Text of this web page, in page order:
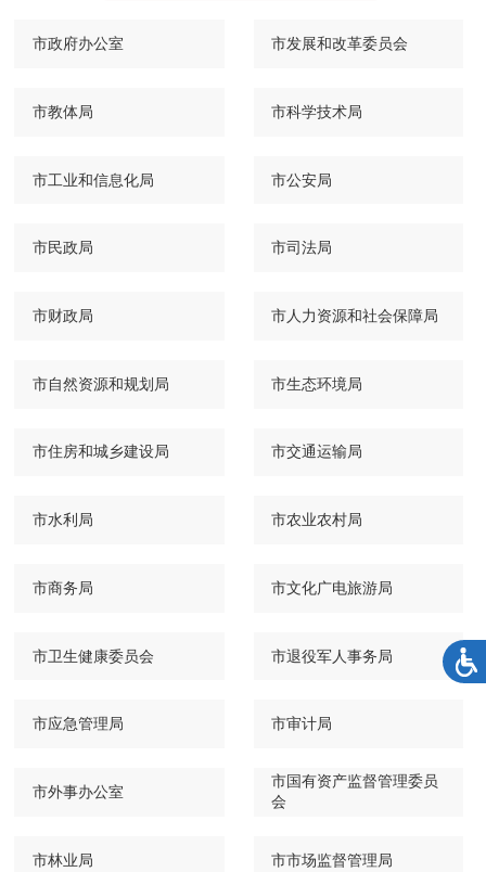
市政府办公室 市发展和改革委员会
市教体局 市科学技术局
市工业和信息化局 市公安局
市民政局 市司法局
市财政局 市人力资源和社会保障局
市自然资源和规划局 市生态环境局
市住房和城乡建设局 市交通运输局
市水利局 市农业农村局
市商务局 市文化广电旅游局
市卫生健康委员会 市退役军人事务局
市应急管理局 市审计局
市外事办公室
市国有资产监督管理委员
会
市林业局 市市场监督管理局